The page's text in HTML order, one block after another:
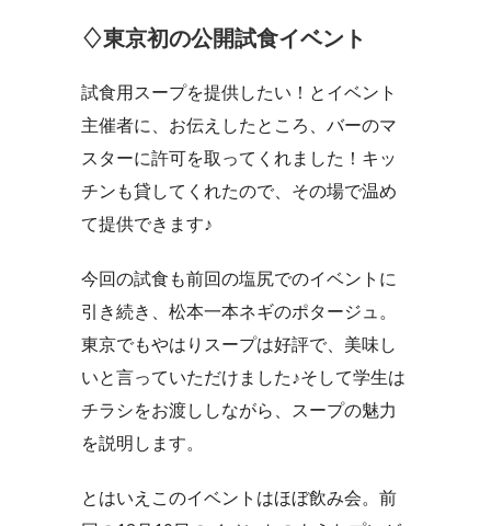
♢東京初の公開試食イベント
試食用スープを提供したい！とイベント
主催者に、お伝えしたところ、バーのマ
スターに許可を取ってくれました！キッ
チンも貸してくれたので、その場で温め
て提供できます♪
今回の試食も前回の塩尻でのイベントに
引き続き、松本一本ネギのポタージュ。
東京でもやはりスープは好評で、美味し
いと言っていただけました♪そして学生は
チラシをお渡ししながら、スープの魅力
を説明します。
とはいえこのイベントはほぼ飲み会。前